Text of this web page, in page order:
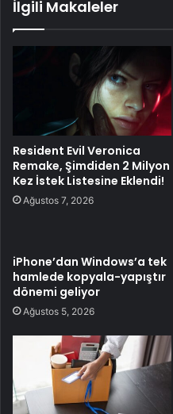
İlgili Makaleler
Resident Evil Veronica
Remake, Şimdiden 2 Milyon
Kez İstek Listesine Eklendi!
Ağustos 7, 2026
iPhone’dan Windows’a tek
hamlede kopyala-yapıştır
dönemi geliyor
Ağustos 5, 2026